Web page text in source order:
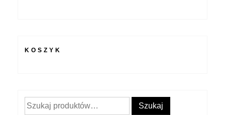
KOSZYK
Szukaj: Szukaj